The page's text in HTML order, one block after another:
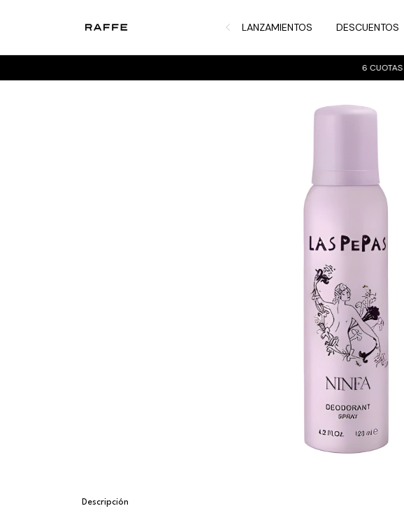
LANZAMIENTOS DESCUENTOS
6 CUOTAS
Descripción